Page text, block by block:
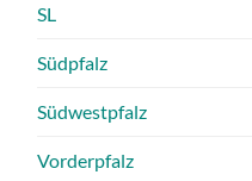
SL
Südpfalz
Südwestpfalz
Vorderpfalz